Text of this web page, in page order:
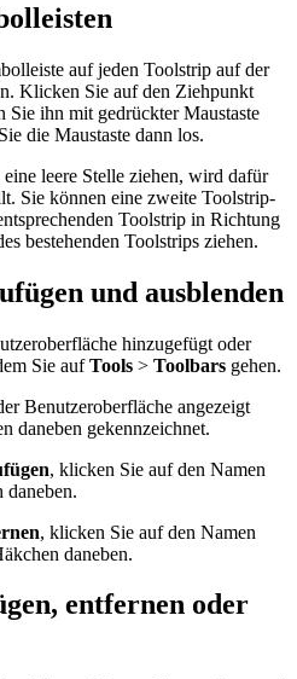
auf jeden Toolstrip auf der
Klicken Sie auf den Ziehpunkt
ihn mit gedrückter Maustaste
die Maustaste dann los.
leere Stelle ziehen, wird dafür
Sie können eine zweite Toolstrip-
Toolstrip in Richtung
bestehenden Toolstrips ziehen.
und ausblenden
hinzugefügt oder
Sie aufTools > Toolbars gehen.
Benutzeroberfläche angezeigt
daneben gekennzeichnet.
, klicken Sie auf den Namen
daneben.
, klicken Sie auf den Namen
daneben.
entfernen oder